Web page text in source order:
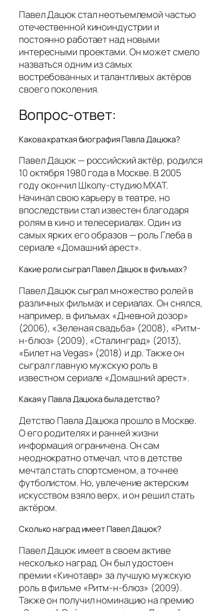
Павел Дацюк стал неотъемлемой частью
отечественной киноиндустрии и
постоянно работает над новыми
интересными проектами. Он может смело
назваться одним из самых
востребованных и талантливых актёров
своего поколения.
Вопрос-ответ:
Какова краткая биография Павла Дацюка?
Павел Дацюк — российский актёр, родился
10 октября 1980 года в Москве. В 2005
году окончил Школу-студию МХАТ.
Начинал свою карьеру в театре, но
впоследствии стал известен благодаря
ролям в кино и телесериалах. Один из
самых ярких его образов — роль Глеба в
сериале «Домашний арест».
Какие роли сыграл Павел Дацюк в фильмах?
Павел Дацюк сыграл множество ролей в
различных фильмах и сериалах. Он снялся,
например, в фильмах «Дневной дозор»
(2006), «Зеленая свадьба» (2008), «Ритм-
н-блюз» (2009), «Сталинград» (2013),
«Билет на Vegas» (2018) и др. Также он
сыграл главную мужскую роль в
известном сериале «Домашний арест».
Какая у Павла Дацюка была детство?
Детство Павла Дацюка прошло в Москве.
О его родителях и ранней жизни
информация ограничена. Он сам
неоднократно отмечал, что в детстве
мечтал стать спортсменом, а точнее
футболистом. Но, увлечение актерским
искусством взяло верх, и он решил стать
актёром.
Сколько наград имеет Павел Дацюк?
Павел Дацюк имеет в своем активе
несколько наград. Он был удостоен
премии «Кинотавр» за лучшую мужскую
роль в фильме «Ритм-н-блюз» (2009).
Также он получил номинацию на премию